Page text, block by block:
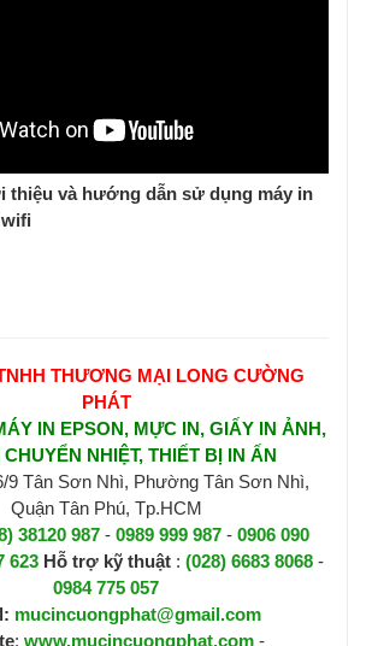
thiệu và hướng dẫn sử dụng máy in
THƯƠNG MẠI LONG CƯỜNG
PHÁT
IN EPSON, MỰC IN, GIẤY IN ẢNH,
NHIỆT, THIẾT BỊ IN ẤN
9 Tân Sơn Nhì, Phường Tân Sơn Nhì,
Quận Tân Phú, Tp.HCM
38120 987 - 0989 999 987 - 0906 090
623 Hỗ trợ kỹ thuật : (028) 6683 8068-
0984 775 057
mucincuongphat@gmail.com
: www.mucincuongphat.com -